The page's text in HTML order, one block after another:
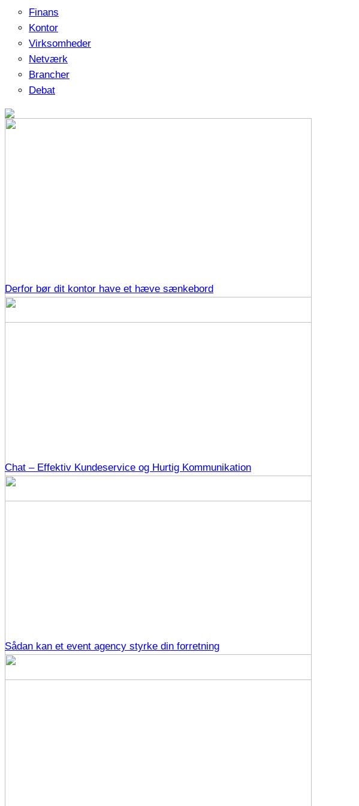
Finans
Kontor
Virksomheder
Netværk
Brancher
Debat
Derfor bør dit kontor have et hæve sænkebord
Chat – Effektiv Kundeservice og Hurtig Kommunikation
Sådan kan et event agency styrke din forretning